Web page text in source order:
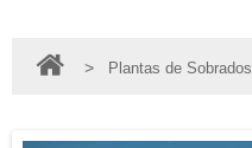
> Plantas de Sobrados